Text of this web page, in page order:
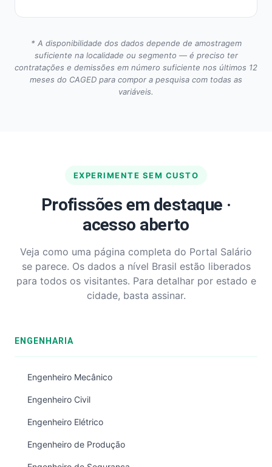
* A disponibilidade dos dados depende de amostragem
suficiente na localidade ou segmento — é preciso ter
contratações e demissões em número suficiente nos últimos 12
meses do CAGED para compor a pesquisa com todas as
variáveis.
EXPERIMENTE SEM CUSTO
Profissões em destaque ·
acesso aberto
Veja como uma página completa do Portal Salário
se parece. Os dados a nível Brasil estão liberados
para todos os visitantes. Para detalhar por estado e
cidade, basta assinar.
ENGENHARIA
Engenheiro Mecânico
Engenheiro Civil
Engenheiro Elétrico
Engenheiro de Produção